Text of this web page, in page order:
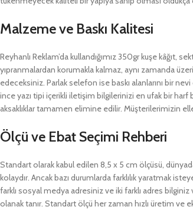
Malzeme ve Baskı Kalitesi
Reyhanlı Reklam’da kullandığımız 350gr kuşe kâğıt,
yıpranmalardan korumakla kalmaz, aynı zamanda
edeceksiniz. Parlak selefon ise baskı alanlarını bir
ince yazı tipi içerikli iletişim bilgilerinizi en ufak bir harf
aksaklıklar tamamen elimine edilir. Müşterilerimizin
Ölçü ve Ebat Seçimi Rehberi
Standart olarak kabul edilen 8,5 x 5 cm ölçüsü,
kolaydır. Ancak bazı durumlarda farklılık yaratmak
farklı sosyal medya adresiniz ve iki farklı adres
olanak tanır. Standart ölçü her zaman hızlı üretim